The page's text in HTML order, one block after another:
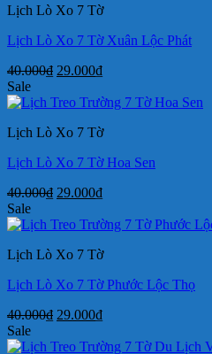
29.000₫.
Lịch Lò Xo 7 Tờ
Lịch Lò Xo 7 Tờ Xuân Lộc Phát
40.000₫ Giá
là:
29.000₫Giá
tại
29.000₫.
Sale
Lịch Lò Xo 7 Tờ
Lịch Lò Xo 7 Tờ Hoa Sen
40.000₫ Giá
là:
29.000₫Giá
tại
29.000₫.
Sale
Lịch Lò Xo 7 Tờ
Lịch Lò Xo 7 Tờ Phước Lộc Thọ
40.000₫ Giá
là:
29.000₫Giá
tại
Sale